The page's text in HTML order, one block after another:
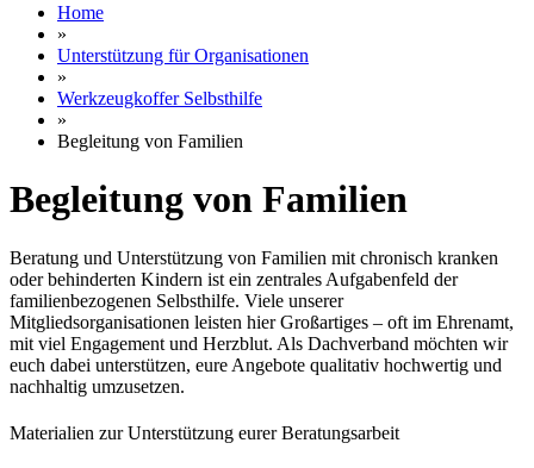
Home
»
Unterstützung für Organisationen
»
Werkzeugkoffer Selbsthilfe
»
Begleitung von Familien
Begleitung von Familien
Beratung und Unterstützung von Familien mit chronisch kranken
oder behinderten Kindern ist ein zentrales Aufgabenfeld der
familienbezogenen Selbsthilfe. Viele unserer
Mitgliedsorganisationen leisten hier Großartiges – oft im Ehrenamt,
mit viel Engagement und Herzblut. Als Dachverband möchten wir
euch dabei unterstützen, eure Angebote qualitativ hochwertig und
nachhaltig umzusetzen.
Materialien zur Unterstützung eurer Beratungsarbeit